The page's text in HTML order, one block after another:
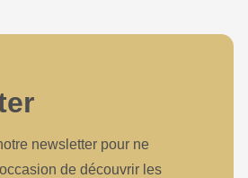
newsletter pour ne
de découvrir les